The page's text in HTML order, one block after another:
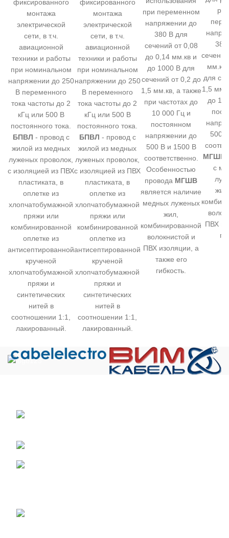
фиксированного
монтажа
электрической
сети, в т.ч.
авиационной
техники и работы
при номинальном
напряжении до 250
В переменного
тока частоты до 2
кГц или 500 В
постоянного тока.
БПВЛ - провод с
жилой из медных
луженых проволок,
с изоляцией из ПВХ
пластиката, в
оплетке из
хлопчатобумажной
пряжи или
комбинированной
оплетке из
антисептированной
крученой
хлопчатобумажной
пряжи и
синтетических
нитей в
соотношении 1:1,
лакированный.
фиксированного
монтажа
электрической
сети, в т.ч.
авиационной
техники и работы
при номинальном
напряжении до 250
В переменного
тока частоты до 2
кГц или 500 В
постоянного тока.
БПВЛ - провод с
жилой из медных
луженых проволок,
с изоляцией из ПВХ
пластиката, в
оплетке из
хлопчатобумажной
пряжи или
комбинированной
оплетке из
антисептированной
крученой
хлопчатобумажной
пряжи и
синтетических
нитей в
соотношении 1:1,
лакированный.
при переменном
напряжении до
380 В для
сечений от 0,08
до 0,14 мм.кв и
до 1000 В для
сечений от 0,2 до
1,5 мм.кв, а также
при частотах до
10 000 Гц и
постоянном
напряжении до
500 В и 1500 В
соответственно.
Особенностью
провода МГШВ
является наличие
медных луженых
жил,
комбинированной
волокнистой и
ПВХ изоляции, а
также его
гибкость.
мм.кв
для
1,5
до 10
500
МГШВ
с
ПВХ